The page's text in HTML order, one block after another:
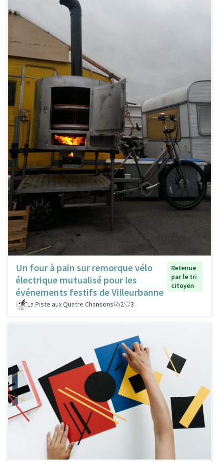
Un four à pain sur remorque vélo
électrique mutualisé pour les
événements festifs de Villeurbanne
Retenue
par le tri
citoyen
La Piste aux Quatre Chansons 2 3